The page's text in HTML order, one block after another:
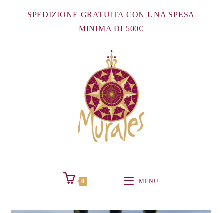
SPEDIZIONE GRATUITA CON UNA SPESA
MINIMA DI 500€
0 MENU